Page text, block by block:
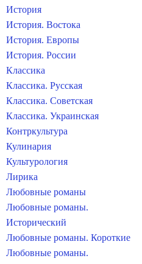
История
История. Востока
История. Европы
История. России
Классика
Классика. Русская
Классика. Советская
Классика. Украинская
Контркультура
Кулинария
Культурология
Лирика
Любовные романы
Любовные романы.
Исторический
Любовные романы. Короткие
Любовные романы.